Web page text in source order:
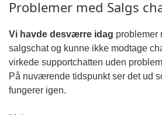
Problemer med Salgs
Vi havde desværre idag problemer
salgschat og kunne ikke modtage
virkede supportchatten uden
På nuværende tidspunkt ser det ud
fungerer igen.